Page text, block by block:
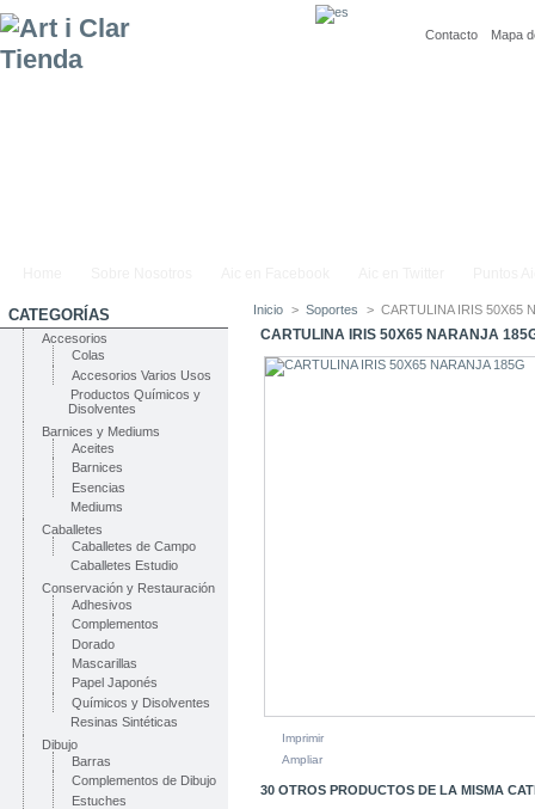
Contacto Mapa
CATEGORÍAS
Accesorios
Colas
Accesorios Varios Usos
Productos Químicos y
Disolventes
Barnices y Mediums
Aceites
Barnices
Esencias
Mediums
Caballetes
Caballetes de Campo
Caballetes Estudio
Conservación y Restauración
Adhesivos
Complementos
Dorado
Mascarillas
Papel Japonés
Químicos y Disolventes
Resinas Sintéticas
Dibujo
Barras
Complementos de Dibujo
Estuches
Inicio > Soportes > CARTULINA IRIS 50X65
CARTULINA IRIS 50X65 NARANJA
Imprimir
Ampliar
30 OTROS PRODUCTOS DE LA MISMA